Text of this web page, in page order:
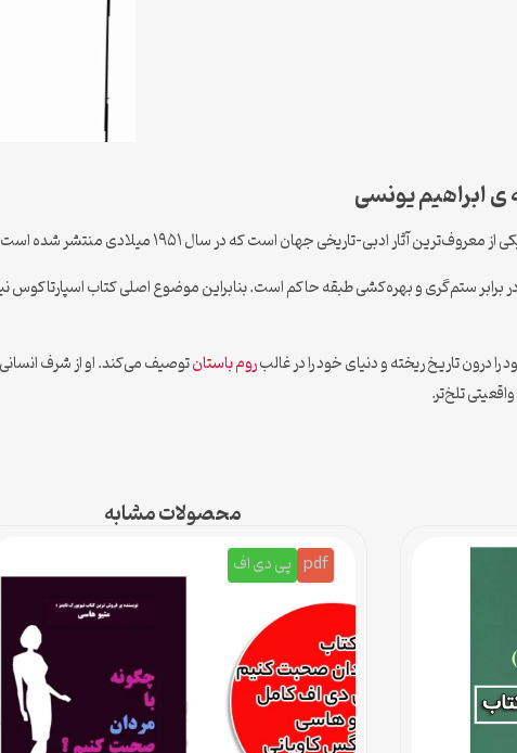
ی ابراهیم یونسی
از معروف‌ترین آثار ادبی-تاریخی جهان است که در سال ۱۹۵۱ میلادی منتشر شده است.
در برابر ستم‌گری و بهره‌کشی طبقه حاکم است. بنابراین موضوع اصلی کتاب
درون تاریخ ریخته و دنیای خود را در غالبروم باستانتوصیف می‌کند. او از شرف
تلخ‌تر.
محصولات مشابه
pdf پی دی اف